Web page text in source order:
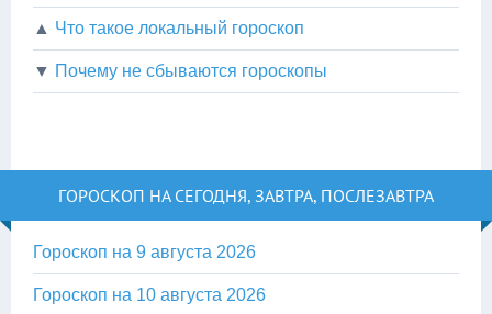
▲ Что такое локальный гороскоп
▼ Почему не сбываются гороскопы
ГОРОСКОП НА СЕГОДНЯ, ЗАВТРА, ПОСЛЕЗАВТРА
Гороскоп на 9 августа 2026
Гороскоп на 10 августа 2026